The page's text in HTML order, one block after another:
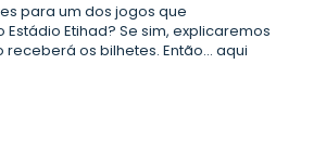
para um dos jogos que
Etihad? Se sim, explicaremos
os bilhetes. Então... aqui